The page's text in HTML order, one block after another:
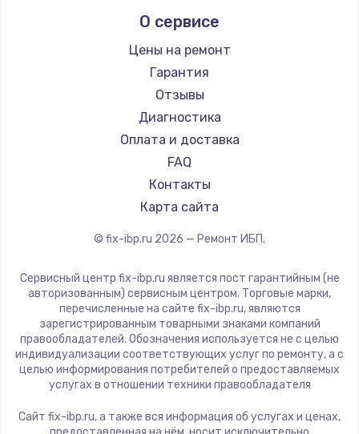
О сервисе
Цены на ремонт
Гарантия
Отзывы
Диагностика
Оплата и доставка
FAQ
Контакты
Карта сайта
© fix-ibp.ru 2026 — Ремонт ИБП.
Сервисный центр fix-ibp.ru является пост гарантийным (не
авторизованным) сервисным центром. Торговые марки,
перечисленные на сайте fix-ibp.ru, являются
зарегистрированным товарными знаками компаний
правообладателей. Обозначения используется не с целью
индивидуализации соответствующих услуг по ремонту, а с
целью информирования потребителей о предоставляемых
услугах в отношении техники правообладателя
Сайт fix-ibp.ru, а также вся информация об услугах и ценах,